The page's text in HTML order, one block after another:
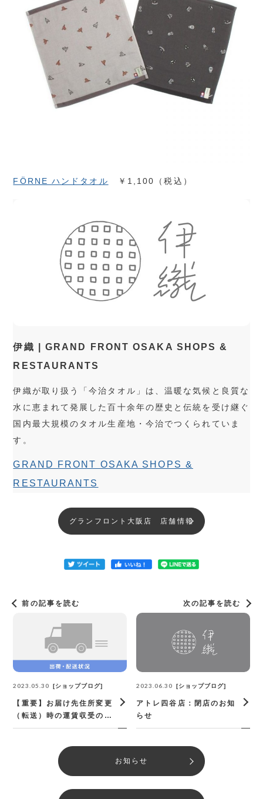
FÖRNE ハンドタオル ￥1,100（税込）
伊織 | GRAND FRONT OSAKA SHOPS &
RESTAURANTS
伊織が取り扱う「今治タオル」は、温暖な気候と良質な
水に恵まれて発展した百十余年の歴史と伝統を受け継ぐ
国内最大規模のタオル生産地・今治でつくられていま
す。
GRAND FRONT OSAKA SHOPS &
RESTAURANTS
グランフロント大阪店 店舗情報
前の記事を読む
2023.05.30 ショップブログ
【重要】お届け先住所変更
（転送）時の運賃収受の開
始および「宅急便転居転送
み受付の終了について：伊
織オンラインショップ
次の記事を読む
2023.06.30 ショップブログ
アトレ四谷店：閉店のお知
らせ
お知らせ